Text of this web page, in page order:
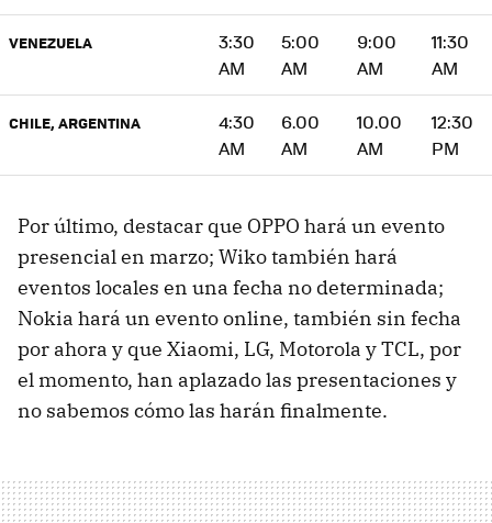
VENEZUELA
3:30
AM
5:00
AM
9:00
AM
11:30
AM
CHILE, ARGENTINA
4:30
AM
6.00
AM
10.00
AM
12:30
PM
Por último, destacar que OPPO hará un evento
presencial en marzo; Wiko también hará
eventos locales en una fecha no determinada;
Nokia hará un evento online, también sin fecha
por ahora y que Xiaomi, LG, Motorola y TCL, por
el momento, han aplazado las presentaciones y
no sabemos cómo las harán finalmente.